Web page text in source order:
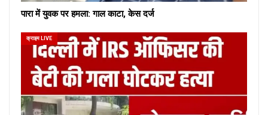
पारा में युवक पर हमला: गाल काटा, केस दर्ज
क्राइम LIVE